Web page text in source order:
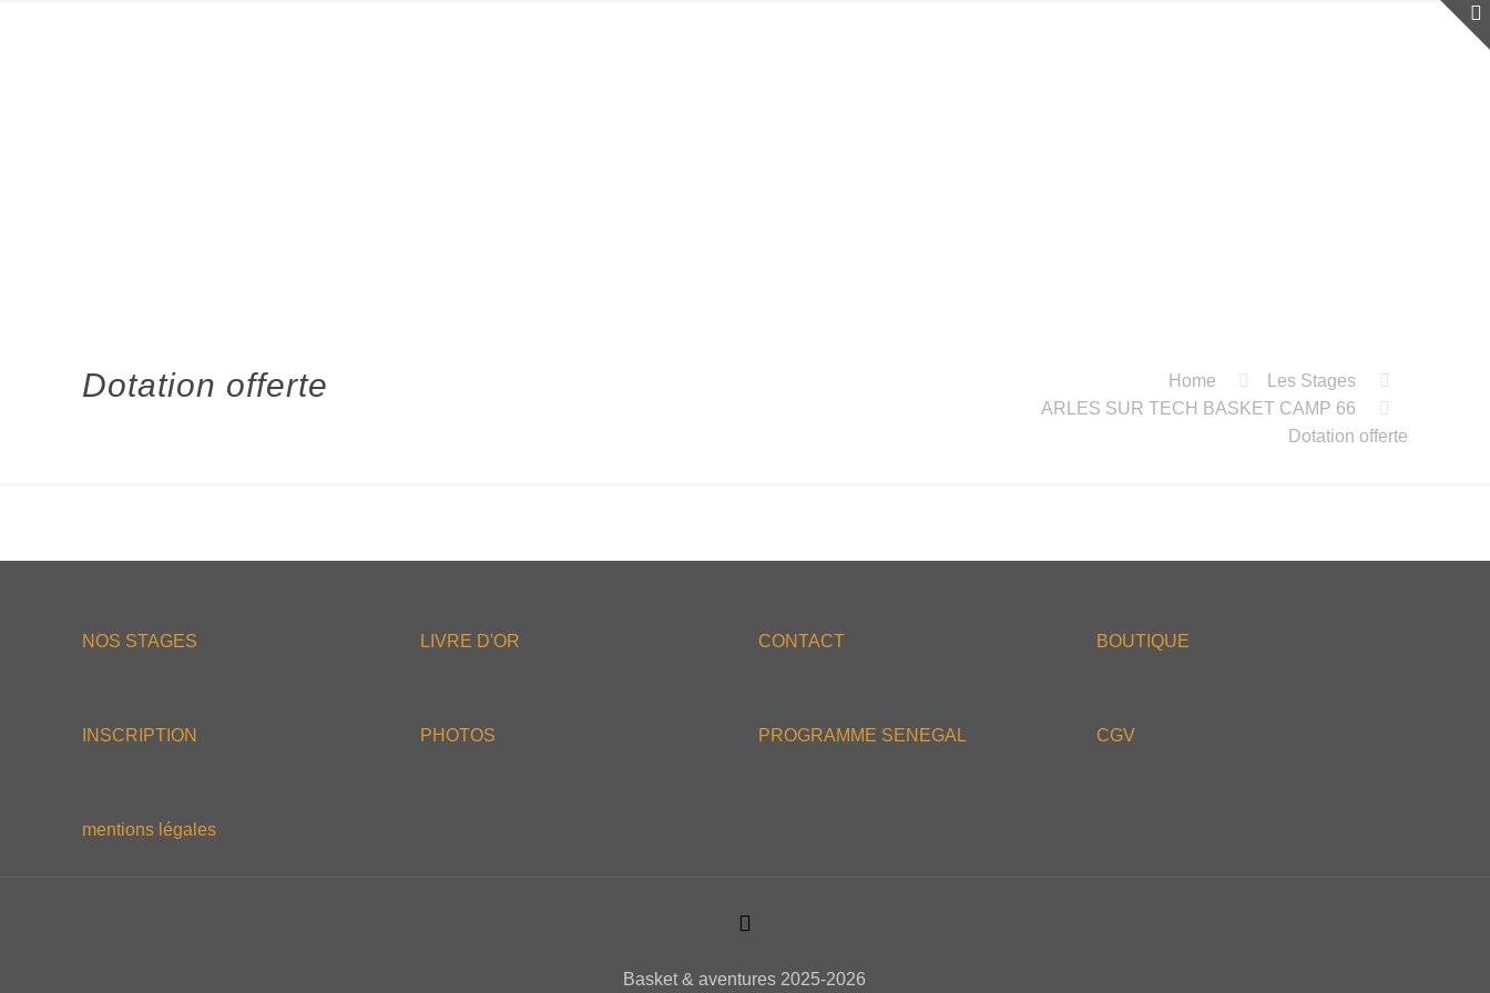
Dotation offerte Home
Les Stages
ARLES SUR TECH BASKET CAMP 66
Dotation offerte
NOS STAGES
INSCRIPTION
mentions légales
LIVRE D'OR
PHOTOS
CONTACT
PROGRAMME SENEGAL
BOUTIQUE
CGV
Basket & aventures 2025-2026